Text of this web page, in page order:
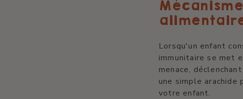
Lorsqu'un enfant
immunitaire se met
menace,
une simple arachide
votre enfant.